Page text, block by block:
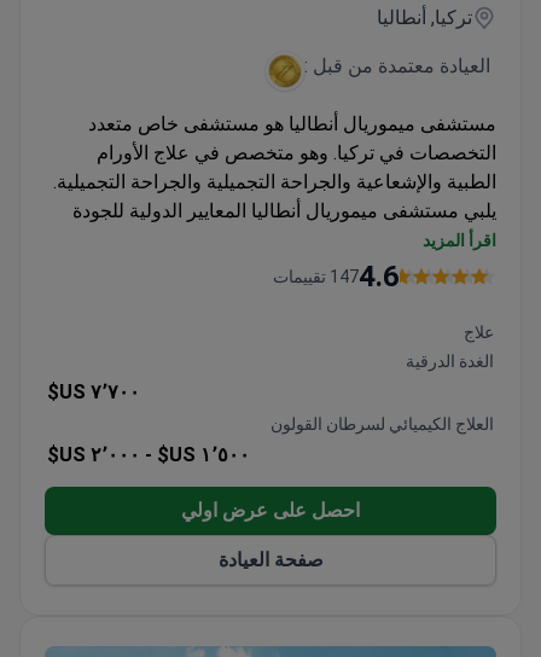
تركيا, أنطاليا
العيادة معتمدة من قبل :
مستشفى ميموريال أنطاليا هو مستشفى خاص متعدد
التخصصات في تركيا. وهو متخصص في علاج الأورام
الطبية والإشعاعية والجراحة التجميلية والجراحة التجميلية.
يلبي مستشفى ميموريال أنطاليا المعايير الدولية للجودة
منظمة موثوقة تقيم المراكز الطبية ذات المستوى العالمي.
اقرأ المزيد
4.6147 تقييمات
علاج
الغدة الدرقية
٧٬٧٠٠ US$
العلاج الكيميائي لسرطان القولون
١٬٥٠٠ US$ - ٢٬٠٠٠ US$
احصل على عرض اولي
صفحة العيادة